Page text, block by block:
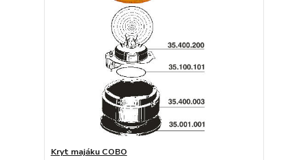
Kryt majáku COBO